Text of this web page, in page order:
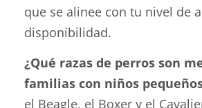
que se alinee con tu nivel de
disponibilidad.
¿Qué razas de perros son
familias con niños
el Beagle, el Boxer y el